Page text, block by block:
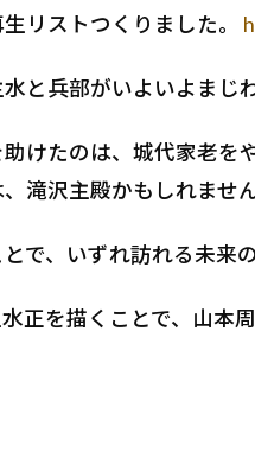
リストつくりました。
と兵部がいよいよまじわ
けたのは、城代家老を
滝沢主殿かもしれません
で、いずれ訪れる未来
正を描くことで、山本